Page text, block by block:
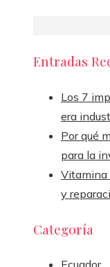
Entradas
Los 7
era
Por qué
para la
Vitamina
y
Categoría